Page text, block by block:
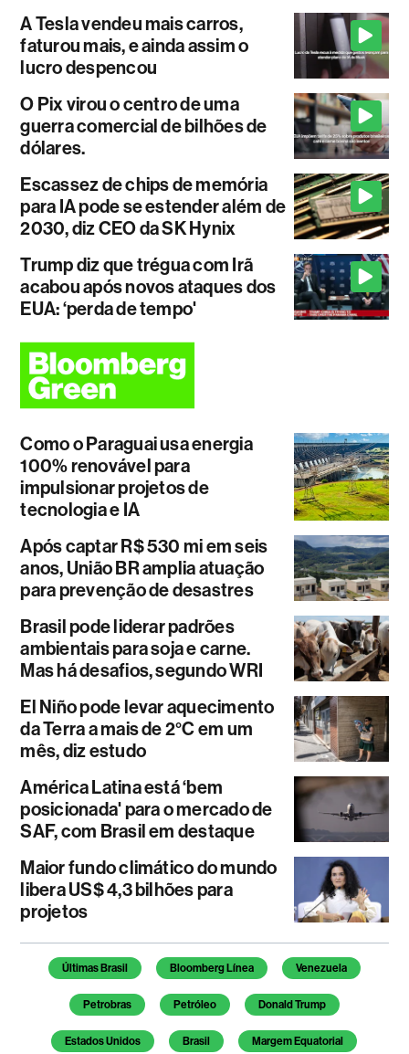
A Tesla vendeu mais carros,
faturou mais, e ainda assim o
lucro despencou
O Pix virou o centro de uma
guerra comercial de bilhões de
dólares.
Escassez de chips de memória
para IA pode se estender além de
2030, diz CEO da SK Hynix
Trump diz que trégua com Irã
acabou após novos ataques dos
EUA: ‘perda de tempo'
Como o Paraguai usa energia
100% renovável para
impulsionar projetos de
tecnologia e IA
Após captar R$ 530 mi em seis
anos, União BR amplia atuação
para prevenção de desastres
Brasil pode liderar padrões
ambientais para soja e carne.
Mas há desafios, segundo WRI
El Niño pode levar aquecimento
da Terra a mais de 2°C em um
mês, diz estudo
América Latina está ‘bem
posicionada' para o mercado de
SAF, com Brasil em destaque
Maior fundo climático do mundo
libera US$ 4,3 bilhões para
projetos
Temas deste artigo
Últimas Brasil Bloomberg Línea Venezuela
Petrobras Petróleo Donald Trump
Estados Unidos Brasil Margem Equatorial